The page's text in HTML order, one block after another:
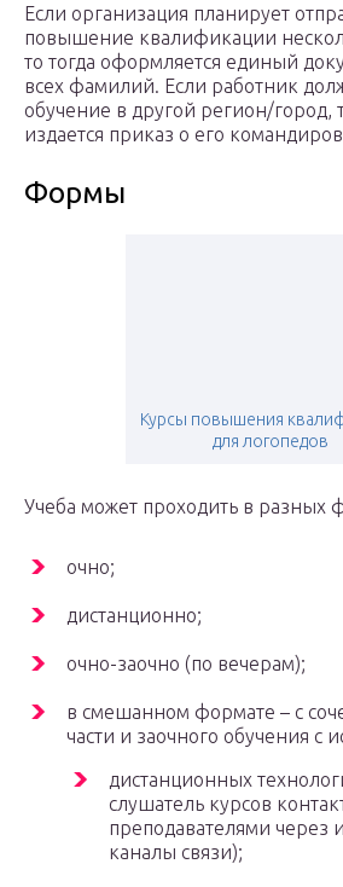
Если организация планирует
повышение квалификации
то тогда оформляется единый
всех фамилий. Если работник
обучение в другой регион/город,
издается приказ о его
Формы
Курсы повышения
для логопедов
Учеба может проходить в разных
очно;
дистанционно;
очно-заочно (по вечерам);
в смешанном формате – с
части и заочного обучения с
дистанционных
слушатель курсов
преподавателями через
каналы связи);